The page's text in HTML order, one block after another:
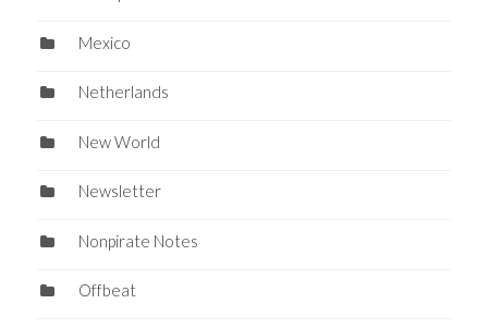
Mexico
Netherlands
New World
Newsletter
Nonpirate Notes
Offbeat